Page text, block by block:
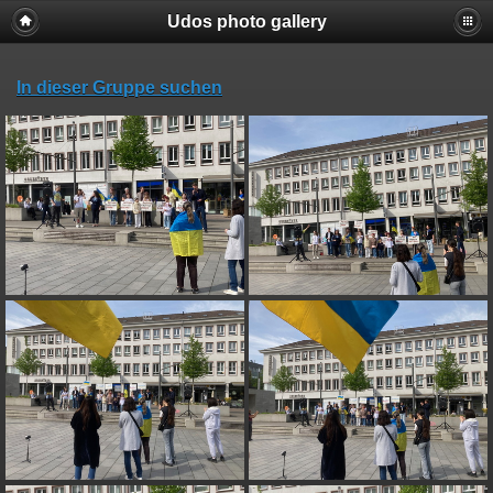
Udos photo gallery
In dieser Gruppe suchen